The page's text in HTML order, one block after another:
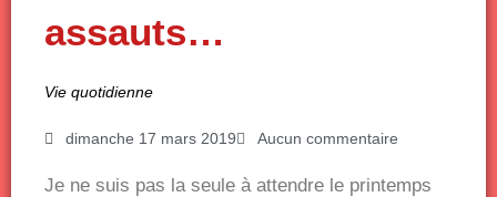
assauts…
Vie quotidienne
dimanche 17 mars 2019 Aucun commentaire
Je ne suis pas la seule à attendre le printemps